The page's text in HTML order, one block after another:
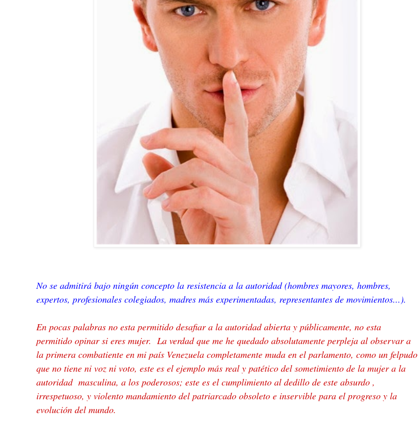
No se admitirá bajo ningún concepto la resistencia a la autoridad (hombres mayores, hombres,
expertos, profesionales colegiados, madres más experimentadas, representantes de movimientos...).
En pocas palabras no esta permitido desafiar a la autoridad abierta y públicamente, no esta
permitido opinar si eres mujer. La verdad que me he quedado absolutamente perpleja al observar a
la primera combatiente en mi país Venezuela completamente muda en el parlamento, como un felpudo
que no tiene ni voz ni voto, este es el ejemplo más real y patético del sometimiento de la mujer a la
autoridad masculina, a los poderosos; este es el cumplimiento al dedillo de este absurdo ,
irrespetuoso, y violento mandamiento del patriarcado obsoleto e inservible para el progreso y la
evolución del mundo.